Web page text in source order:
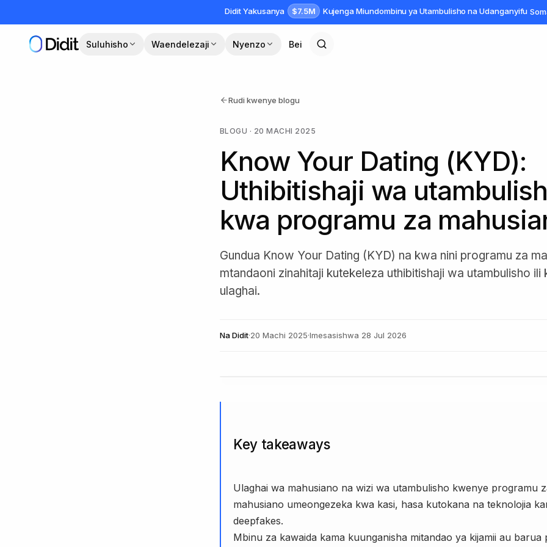
Didit Yakusanya $7.5M Kujenga Miundombinu ya Utambulisho na Udanganyifu
Suluhisho Waendelezaji Nyenzo Bei
Rudi kwenye blogu
BLOGU · 20 MACHI 2025
Know Your Dating (KYD):
Uthibitishaji wa
kwa programu za
Gundua Know Your Dating (KYD) na kwa nini programu za
mtandaoni zinahitaji kutekeleza uthibitishaji wa utambulisho ili
ulaghai.
NaDidit·20 Machi 2025·Imesasishwa 28 Jul 2026
Key takeaways
Ulaghai wa mahusiano na wizi wa utambulisho kwenye programu
mahusiano umeongezeka kwa kasi, hasa kutokana na teknolojia
deepfakes.
Mbinu za kawaida kama kuunganisha mitandao ya kijamii au barua